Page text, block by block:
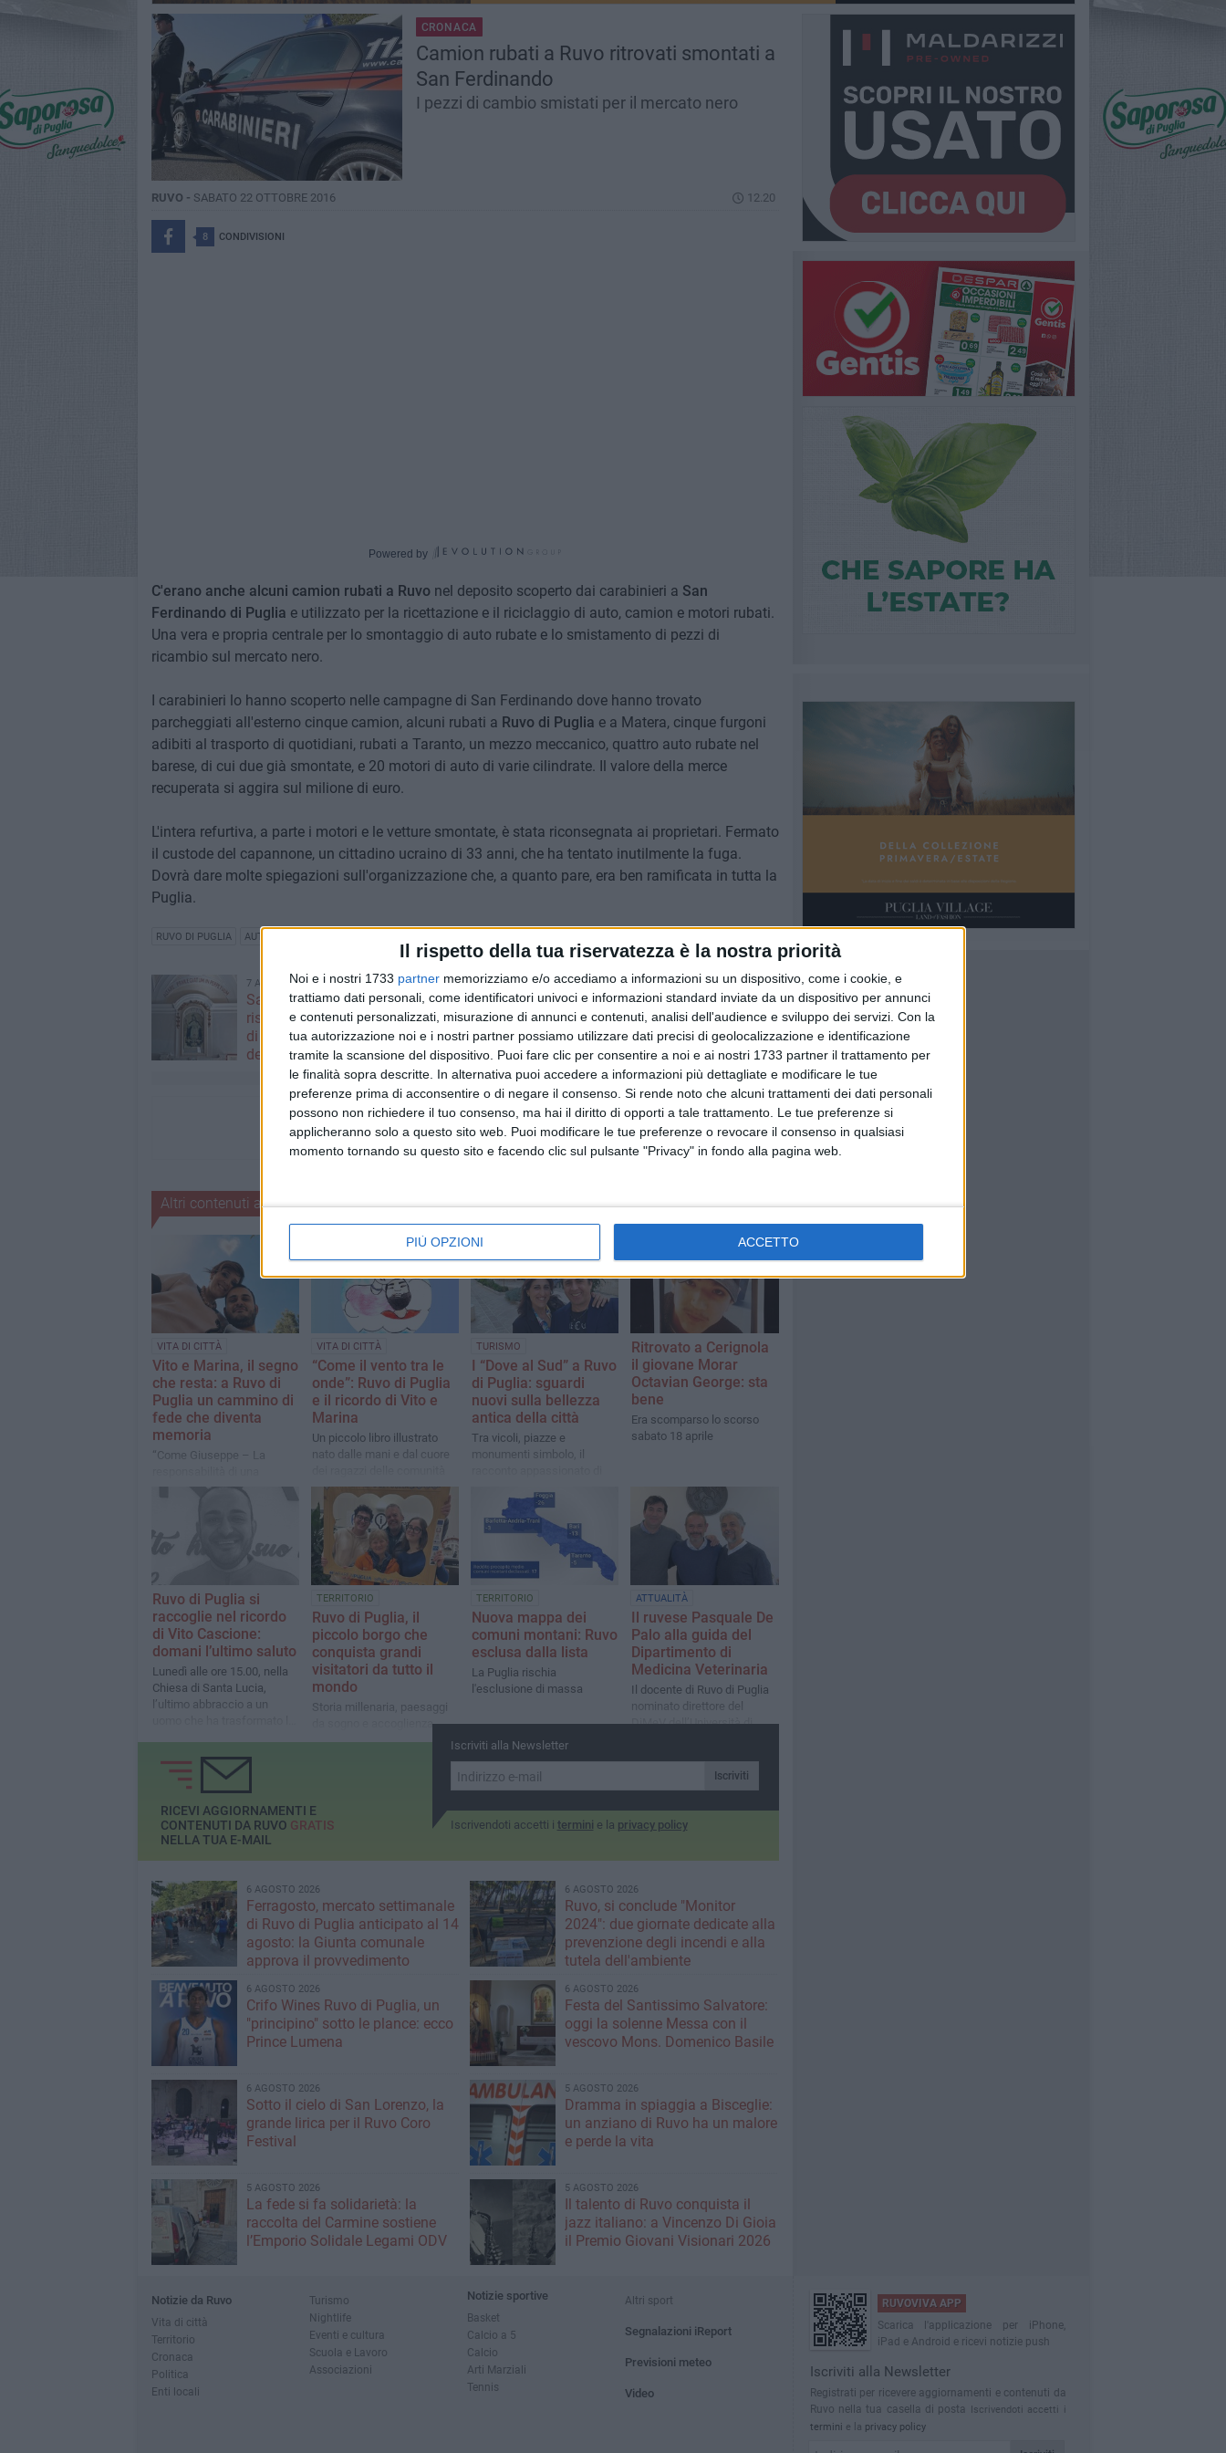
Il rispetto della tua riservatezza è la nostra priorità
Noi e i nostri 1733 partner memorizziamo e/o accediamo a informazioni su un dispositivo, come i cookie, e
trattiamo dati personali, come identificatori univoci e informazioni standard inviate da un dispositivo per annunci
e contenuti personalizzati, misurazione di annunci e contenuti, analisi dell'audience e sviluppo dei servizi. Con la
tua autorizzazione noi e i nostri partner possiamo utilizzare dati precisi di geolocalizzazione e identificazione
tramite la scansione del dispositivo. Puoi fare clic per consentire a noi e ai nostri 1733 partner il trattamento per
le finalità sopra descritte. In alternativa puoi accedere a informazioni più dettagliate e modificare le tue
preferenze prima di acconsentire o di negare il consenso. Si rende noto che alcuni trattamenti dei dati personali
possono non richiedere il tuo consenso, ma hai il diritto di opporti a tale trattamento. Le tue preferenze si
applicheranno solo a questo sito web. Puoi modificare le tue preferenze o revocare il consenso in qualsiasi
momento tornando su questo sito e facendo clic sul pulsante "Privacy" in fondo alla pagina web.
PIÙ OPZIONI ACCETTO
CRONACA
Camion rubati a Ruvo ritrovati smontati a
San Ferdinando
I pezzi di cambio smistati per il mercato nero
RUVO - SABATO 22 OTTOBRE 2016 12.20
8 CONDIVISIONI
Powered by
C'erano anche alcuni camion rubati a Ruvo nel deposito scoperto dai carabinieri a San
Ferdinando di Puglia e utilizzato per la ricettazione e il riciclaggio di auto, camion e motori rubati.
Una vera e propria centrale per lo smontaggio di auto rubate e lo smistamento di pezzi di
ricambio sul mercato nero.
I carabinieri lo hanno scoperto nelle campagne di San Ferdinando dove hanno trovato
parcheggiati all'esterno cinque camion, alcuni rubati a Ruvo di Puglia e a Matera, cinque furgoni
adibiti al trasporto di quotidiani, rubati a Taranto, un mezzo meccanico, quattro auto rubate nel
barese, di cui due già smontate, e 20 motori di auto di varie cilindrate. Il valore della merce
recuperata si aggira sul milione di euro.
L'intera refurtiva, a parte i motori e le vetture smontate, è stata riconsegnata ai proprietari. Fermato
il custode del capannone, un cittadino ucraino di 33 anni, che ha tentato inutilmente la fuga.
Dovrà dare molte spiegazioni sull'organizzazione che, a quanto pare, era ben ramificata in tutta la
Puglia.
RUVO DI PUGLIA AUTO RUBATE
7 AGOSTO 2026
Santa Filomena torna a
risplendere ai Cappuccini: Ruvo
di Puglia riabbraccia un’antica
devozione
7 AGOSTO 2026
"Il viaggio più bello è quello che
cambia il cuore": si conclude il
Campo Scuola della Parrocchia
San Michele Arcangelo
Altri contenuti a tema
VITA DI CITTÀ
Vito e Marina, il segno
che resta: a Ruvo di
Puglia un cammino di
fede che diventa
memoria
“Come Giuseppe – La
scelta”: due giornate di
VITA DI CITTÀ
“Come il vento tra le
onde”: Ruvo di Puglia
e il ricordo di Vito e
Marina
Un piccolo libro illustrato
nato dalle mani e dal cuore
educative cittadine
TURISMO
I “Dove al Sud” a Ruvo
di Puglia: sguardi
nuovi sulla bellezza
antica della città
Tra vicoli, piazze e
monumenti simbolo, il
Ritrovato a Cerignola
il giovane Morar
Octavian George: sta
bene
Era scomparso lo scorso
sabato 18 aprile
Ruvo di Puglia si
raccoglie nel ricordo
di Vito Cascione:
domani l’ultimo saluto
Lunedì alle ore 15.00, nella
Chiesa di Santa Lucia,
l’ultimo abbraccio a un
TERRITORIO
Ruvo di Puglia, il
piccolo borgo che
conquista grandi
visitatori da tutto il
mondo
Storia millenaria, paesaggi
da sogno e accoglienza
autentica: ogni visita diventa
TERRITORIO
Nuova mappa dei
comuni montani: Ruvo
esclusa dalla lista
La Puglia rischia
l'esclusione di massa
ATTUALITÀ
Il ruvese Pasquale De
Palo alla guida del
Dipartimento di
Medicina Veterinaria
Il docente di Ruvo di Puglia
nominato direttore del
DiMeV dell’Università di
radici nel territorio
Iscriviti alla Newsletter
Iscriviti
Iscrivendoti accetti i termini e la privacy policy
RICEVI AGGIORNAMENTI E
CONTENUTI DA RUVO GRATIS
NELLA TUA E-MAIL
6 AGOSTO 2026
Ferragosto, mercato settimanale
di Ruvo di Puglia anticipato al 14
agosto: la Giunta comunale
approva il provvedimento
6 AGOSTO 2026
Ruvo, si conclude "Monitor
2024": due giornate dedicate alla
prevenzione degli incendi e alla
tutela dell'ambiente
6 AGOSTO 2026
Crifo Wines Ruvo di Puglia, un
"principino" sotto le plance: ecco
Prince Lumena
6 AGOSTO 2026
Festa del Santissimo Salvatore:
oggi la solenne Messa con il
vescovo Mons. Domenico Basile
6 AGOSTO 2026
Sotto il cielo di San Lorenzo, la
grande lirica per il Ruvo Coro
Festival
5 AGOSTO 2026
Dramma in spiaggia a Bisceglie:
un anziano di Ruvo ha un malore
e perde la vita
5 AGOSTO 2026
La fede si fa solidarietà: la
raccolta del Carmine sostiene
l’Emporio Solidale Legami ODV
5 AGOSTO 2026
Il talento di Ruvo conquista il
jazz italiano: a Vincenzo Di Gioia
il Premio Giovani Visionari 2026
Notizie da Ruvo
Vita di città
Territorio
Cronaca
Politica
Enti locali
Turismo
Nightlife
Eventi e cultura
Scuola e Lavoro
Associazioni
Notizie sportive
Basket
Calcio a 5
Calcio
Arti Marziali
Tennis
Altri sport
Segnalazioni iReport
Previsioni meteo
Video
RUVOVIVA APP
Scarica l'applicazione per iPhone,
iPad e Android e ricevi notizie push
Iscriviti alla Newsletter
Registrati per ricevere aggiornamenti e contenuti da
Ruvo nella tua casella di posta
Iscrivendoti accetti i
termini e la privacy policy